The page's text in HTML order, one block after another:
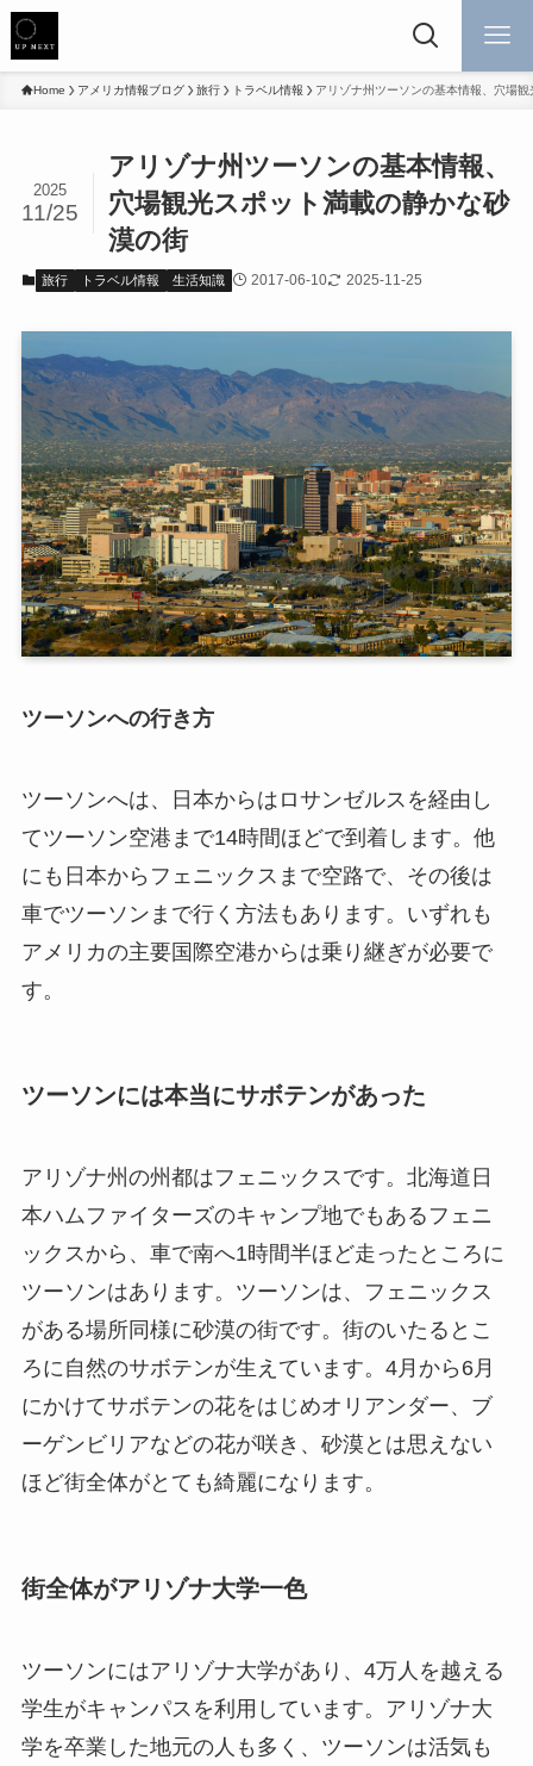
Home アメリカ情報ブログ 旅行 トラベル情報 アリゾナ州ツーソンの基本情報、穴場
アリゾナ州ツーソンの基本情報、
穴場観光スポット満載の静かな砂
漠の街
2025
11/25
旅行 トラベル情報 生活知識 2017-06-10 2025-11-25
ツーソンへの行き方
ツーソンへは、日本からはロサンゼルスを経由し
てツーソン空港まで14時間ほどで到着します。他
にも日本からフェニックスまで空路で、その後は
車でツーソンまで行く方法もあります。いずれも
アメリカの主要国際空港からは乗り継ぎが必要で
す。
ツーソンには本当にサボテンがあった
アリゾナ州の州都はフェニックスです。北海道日
本ハムファイターズのキャンプ地でもあるフェニ
ックスから、車で南へ1時間半ほど走ったところに
ツーソンはあります。ツーソンは、フェニックス
がある場所同様に砂漠の街です。街のいたるとこ
ろに自然のサボテンが生えています。4月から6月
にかけてサボテンの花をはじめオリアンダー、ブ
ーゲンビリアなどの花が咲き、砂漠とは思えない
ほど街全体がとても綺麗になります。
街全体がアリゾナ大学一色
ツーソンにはアリゾナ大学があり、4万人を越える
学生がキャンパスを利用しています。アリゾナ大
学を卒業した地元の人も多く、ツーソンは活気も